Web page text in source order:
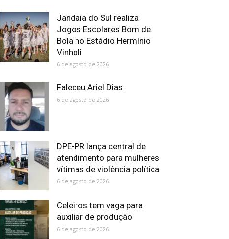
Jandaia do Sul realiza
Jogos Escolares Bom de
Bola no Estádio Hermínio
Vinholi
6 de agosto de 2026
Faleceu Ariel Dias
6 de agosto de 2026
DPE-PR lança central de
atendimento para mulheres
vítimas de violência política
6 de agosto de 2026
Celeiros tem vaga para
auxiliar de produção
6 de agosto de 2026